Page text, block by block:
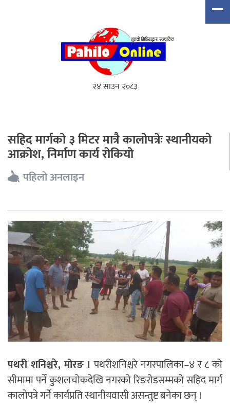
२४ साउन २०८३
सहिद मार्गको ३ मिटर मात्रै कालोपत्रेः स्थानीयको
आक्रोश, निर्माण कार्य रोकियो
पहिलो अनलाइन
पथरी शनिश्चरे, मोरङ । पथरीशनिश्चरे नगरपालिका–४ र ८ को
सीमामा पर्ने कुशलचोकदेखि नगरको रिङरोडसम्मको सहिद मार्ग
कालोपत्रे गर्ने कार्यप्रति स्थानीयवासी असन्तुष्ट बनेका छन् ।